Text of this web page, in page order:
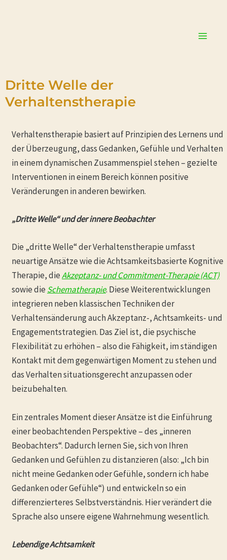
Menu
Dritte Welle der
Verhaltenstherapie
Verhaltenstherapie basiert auf Prinzipien des Lernens und
der Überzeugung, dass Gedanken, Gefühle und Verhalten
in einem dynamischen Zusammenspiel stehen – gezielte
Interventionen in einem Bereich können positive
Veränderungen in anderen bewirken.
„Dritte Welle“ und der innere Beobachter
Die „dritte Welle“ der Verhaltenstherapie umfasst
neuartige Ansätze wie die Achtsamkeitsbasierte Kognitive
Therapie, dieAkzeptanz- und Commitment-Therapie (ACT)
sowie die Schematherapie. Diese Weiterentwicklungen
integrieren neben klassischen Techniken der
Verhaltensänderung auch Akzeptanz-, Achtsamkeits- und
Engagementstrategien. Das Ziel ist, die psychische
Flexibilität zu erhöhen – also die Fähigkeit, im ständigen
Kontakt mit dem gegenwärtigen Moment zu stehen und
das Verhalten situationsgerecht anzupassen oder
beizubehalten.
Ein zentrales Moment dieser Ansätze ist die Einführung
einer beobachtenden Perspektive – des „inneren
Beobachters“. Dadurch lernen Sie, sich von Ihren
Gedanken und Gefühlen zu distanzieren (also: „Ich bin
nicht meine Gedanken oder Gefühle, sondern ich habe
Gedanken oder Gefühle“) und entwickeln so ein
differenzierteres Selbstverständnis. Hier verändert die
Sprache also unsere eigene Wahrnehmung wesentlich.
Lebendige Achtsamkeit